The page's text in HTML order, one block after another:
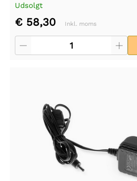
Udsolgt
€ 58,30 Inkl. moms